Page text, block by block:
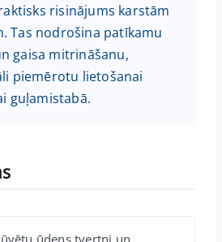
risinājums karstām
Tas nodrošina patīkamu
gaisa mitrināšanu,
piemērotu lietošanai
guļamistabā.
ūdens tvertni un